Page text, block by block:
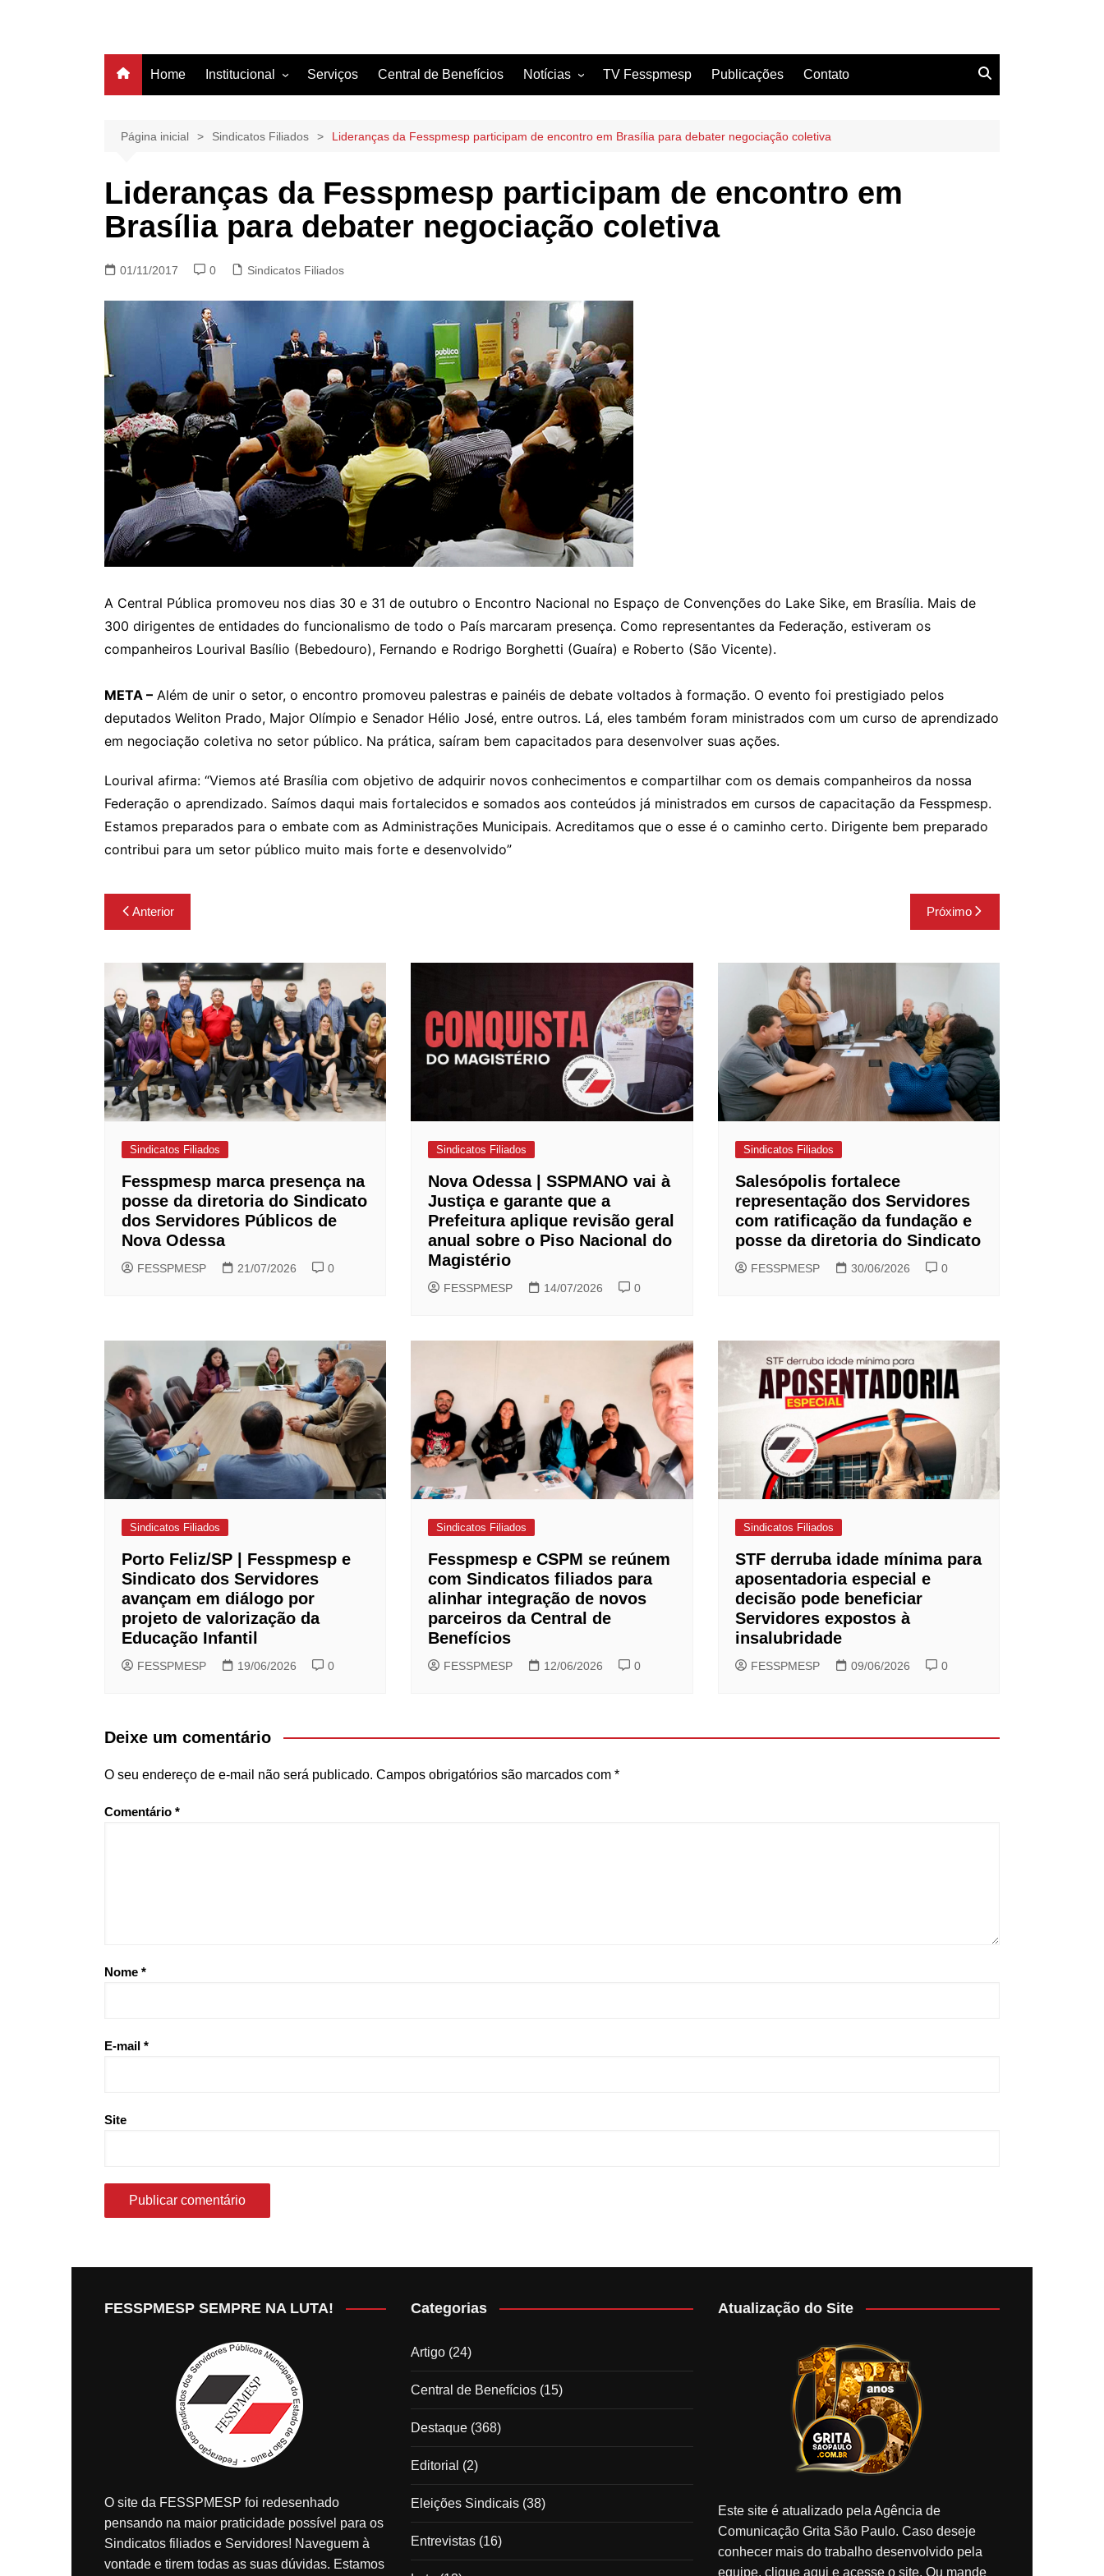
Home Institucional
Estrutura
Diretoria
Serviços Central de Benefícios Notícias
Artigos
TV Fesspmesp Publicações Contato
Página inicial Sindicatos Filiados Lideranças da Fesspmesp participam de encontro em Brasília para debater negociação coletiva
Lideranças da Fesspmesp participam de encontro em
Brasília para debater negociação coletiva
01/11/2017 0 Sindicatos Filiados
A Central Pública promoveu nos dias 30 e 31 de outubro o Encontro Nacional no Espaço de Convenções do Lake Sike, em Brasília. Mais de
300 dirigentes de entidades do funcionalismo de todo o País marcaram presença. Como representantes da Federação, estiveram os
companheiros Lourival Basílio (Bebedouro), Fernando e Rodrigo Borghetti (Guaíra) e Roberto (São Vicente).
META – Além de unir o setor, o encontro promoveu palestras e painéis de debate voltados à formação. O evento foi prestigiado pelos
deputados Weliton Prado, Major Olímpio e Senador Hélio José, entre outros. Lá, eles também foram ministrados com um curso de aprendizado
em negociação coletiva no setor público. Na prática, saíram bem capacitados para desenvolver suas ações.
Lourival afirma: “Viemos até Brasília com objetivo de adquirir novos conhecimentos e compartilhar com os demais companheiros da nossa
Federação o aprendizado. Saímos daqui mais fortalecidos e somados aos conteúdos já ministrados em cursos de capacitação da Fesspmesp.
Estamos preparados para o embate com as Administrações Municipais. Acreditamos que o esse é o caminho certo. Dirigente bem preparado
contribui para um setor público muito mais forte e desenvolvido”
Navegação
de
Post
Anterior Próximo
Sindicatos Filiados
Fesspmesp marca presença na
posse da diretoria do Sindicato
dos Servidores Públicos de
Nova Odessa
FESSPMESP 21/07/2026 0
Sindicatos Filiados
Nova Odessa | SSPMANO vai à
Justiça e garante que a
Prefeitura aplique revisão geral
anual sobre o Piso Nacional do
Magistério
FESSPMESP 14/07/2026 0
Sindicatos Filiados
Salesópolis fortalece
representação dos Servidores
com ratificação da fundação e
posse da diretoria do Sindicato
FESSPMESP 30/06/2026 0
Sindicatos Filiados
Porto Feliz/SP | Fesspmesp e
Sindicato dos Servidores
avançam em diálogo por
projeto de valorização da
Educação Infantil
FESSPMESP 19/06/2026 0
Sindicatos Filiados
Fesspmesp e CSPM se reúnem
com Sindicatos filiados para
alinhar integração de novos
parceiros da Central de
Benefícios
FESSPMESP 12/06/2026 0
Sindicatos Filiados
STF derruba idade mínima para
aposentadoria especial e
decisão pode beneficiar
Servidores expostos à
insalubridade
FESSPMESP 09/06/2026 0
Deixe um comentário
O seu endereço de e-mail não será publicado. Campos obrigatórios são marcados com *
Comentário *
Nome *
E-mail *
Site
FESSPMESP SEMPRE NA LUTA!
O site da FESSPMESP foi redesenhado
pensando na maior praticidade possível para os
Sindicatos filiados e Servidores! Naveguem à
vontade e tirem todas as suas dúvidas. Estamos
Categorias
Artigo (24)
Central de Benefícios (15)
Destaque (368)
Editorial (2)
Eleições Sindicais (38)
Entrevistas (16)
Atualização do Site
Este site é atualizado pela Agência de
Comunicação Grita São Paulo. Caso deseje
conhecer mais do trabalho desenvolvido pela
equipe, clique aqui e acesse o site. Ou mande